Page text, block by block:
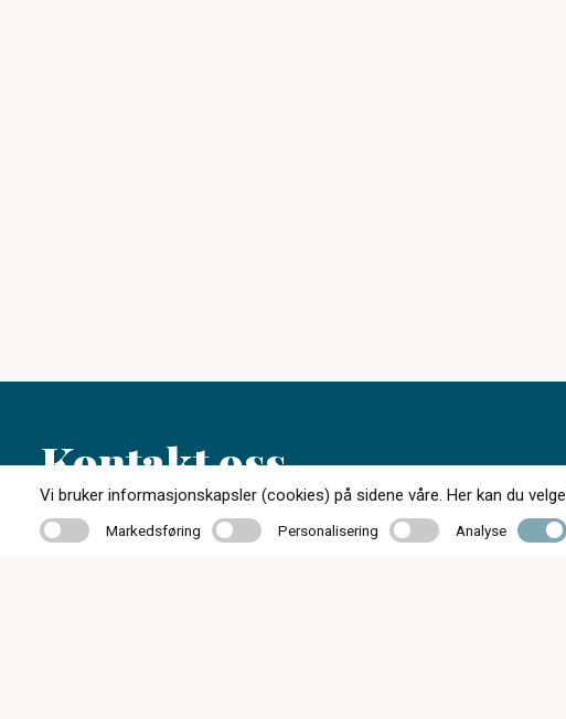
Kontakt oss
56 55 20 50
Vi bruker informasjonskapsler (cookies) på sidene våre. Her kan du
MarkedsføringMarkedsføring PersonaliseringPersonalisering Analyse Analyse